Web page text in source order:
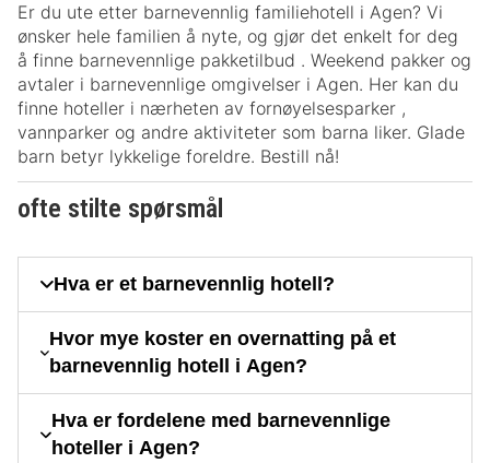
Er du ute etter barnevennlig familiehotell i Agen? Vi
ønsker hele familien å nyte, og gjør det enkelt for deg
å finne barnevennlige pakketilbud . Weekend pakker og
avtaler i barnevennlige omgivelser i Agen. Her kan du
finne hoteller i nærheten av fornøyelsesparker ,
vannparker og andre aktiviteter som barna liker. Glade
barn betyr lykkelige foreldre. Bestill nå!
ofte stilte spørsmål
Hva er et barnevennlig hotell?
Hvor mye koster en overnatting på et
barnevennlig hotell i Agen?
Hva er fordelene med barnevennlige
hoteller i Agen?